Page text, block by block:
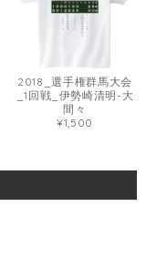
2018_選手権群馬大会
_1回戦_伊勢崎清明-大
間々
¥1,500